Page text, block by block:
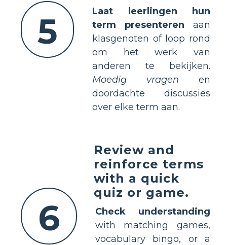
5
Laat leerlingen hun
term presenteren aan
klasgenoten of loop rond
om het werk van
anderen te bekijken.
Moedig vragen en
doordachte discussies
over elke term aan.
6
Review and
reinforce terms
with a quick
quiz or game.
Check understanding
with matching games,
vocabulary bingo, or a